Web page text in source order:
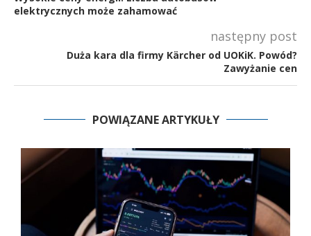
elektrycznych może zahamować
następny post
Duża kara dla firmy Kärcher od UOKiK. Powód?
Zawyżanie cen
POWIĄZANE ARTYKUŁY